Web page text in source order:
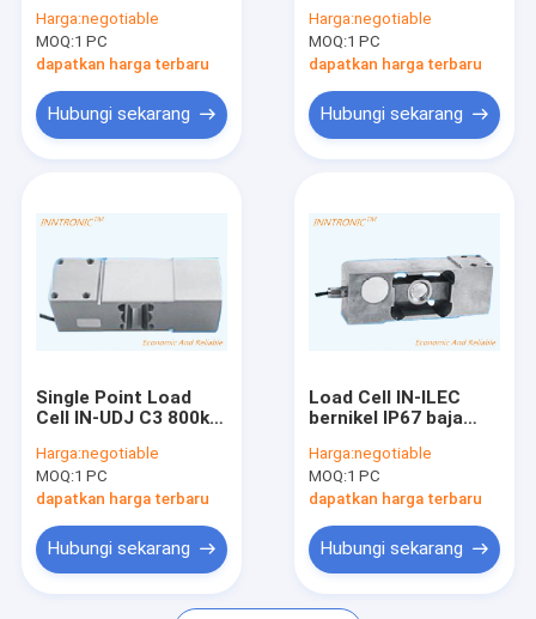
timbangan industri
Periksa Mesin Timbang
Perangkat Eliminasi Statis
Peralatan Pengisian Statis
Lengan Robot Injeksi
mesin pengisi
Aluminium IP 66
Untuk Timbangan
Pengemasan
Harga:negotiable
MOQ:1 PC
dapatkan harga terbaru
Hubungi sekarang
gaya berat C3 untuk
1,2 X 1,2m Platform
skala 2 Ton
Harga:negotiable
MOQ:1 PC
dapatkan harga terbaru
Hubungi sekarang
Single Point Load
Cell IN-UDJ C3 800kg
berat aluminium
untuk skala bench
platfrom IP65
Harga:negotiable
MOQ:1 PC
dapatkan harga terbaru
Hubungi sekarang
Load Cell IN-ILEC
bernikel IP67 baja
kekuatan berat skala
platform 1000kg 2,0
± 0,2mv/v
Harga:negotiable
MOQ:1 PC
dapatkan harga terbaru
Hubungi sekarang